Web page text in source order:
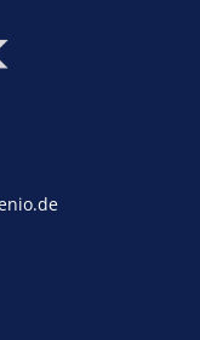
von 5